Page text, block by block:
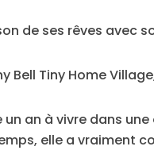
de ses rêves avec
Tiny Home
an à vivre dans
elle a vraiment